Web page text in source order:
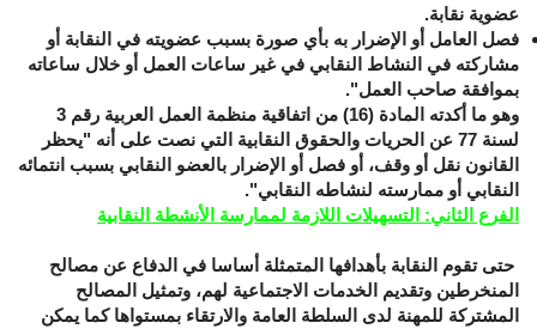
عضوية نقابة.
فصل العامل أو الإضرار به بأي صورة بسبب عضويته في النقابة أو
مشاركته في النشاط النقابي في غير ساعات العمل أو خلال ساعاته
بموافقة صاحب العمل".
وهو ما أكدته المادة (16) من اتفاقية منظمة العمل العربية رقم 3
لسنة 77 عن الحريات والحقوق النقابية التي نصت على أنه "يحظر
القانون نقل أو وقف، أو فصل أو الإضرار بالعضو النقابي بسبب انتمائه
النقابي أو ممارسته لنشاطه النقابي".
الفرع الثاني: التسهيلات اللازمة لممارسة الأنشطة النقابية
حتى تقوم النقابة بأهدافها المتمثلة أساسا في الدفاع عن مصالح
المنخرطين وتقديم الخدمات الاجتماعية لهم، وتمثيل المصالح
المشتركة للمهنة لدى السلطة العامة والارتقاء بمستواها كما يمكن